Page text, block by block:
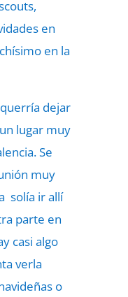
en
en la
dejar
lugar muy
Se
muy
solía ir allí
parte en
casi algo
verla
o